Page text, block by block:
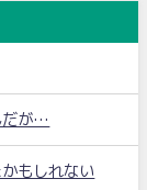
だが…
もしれない